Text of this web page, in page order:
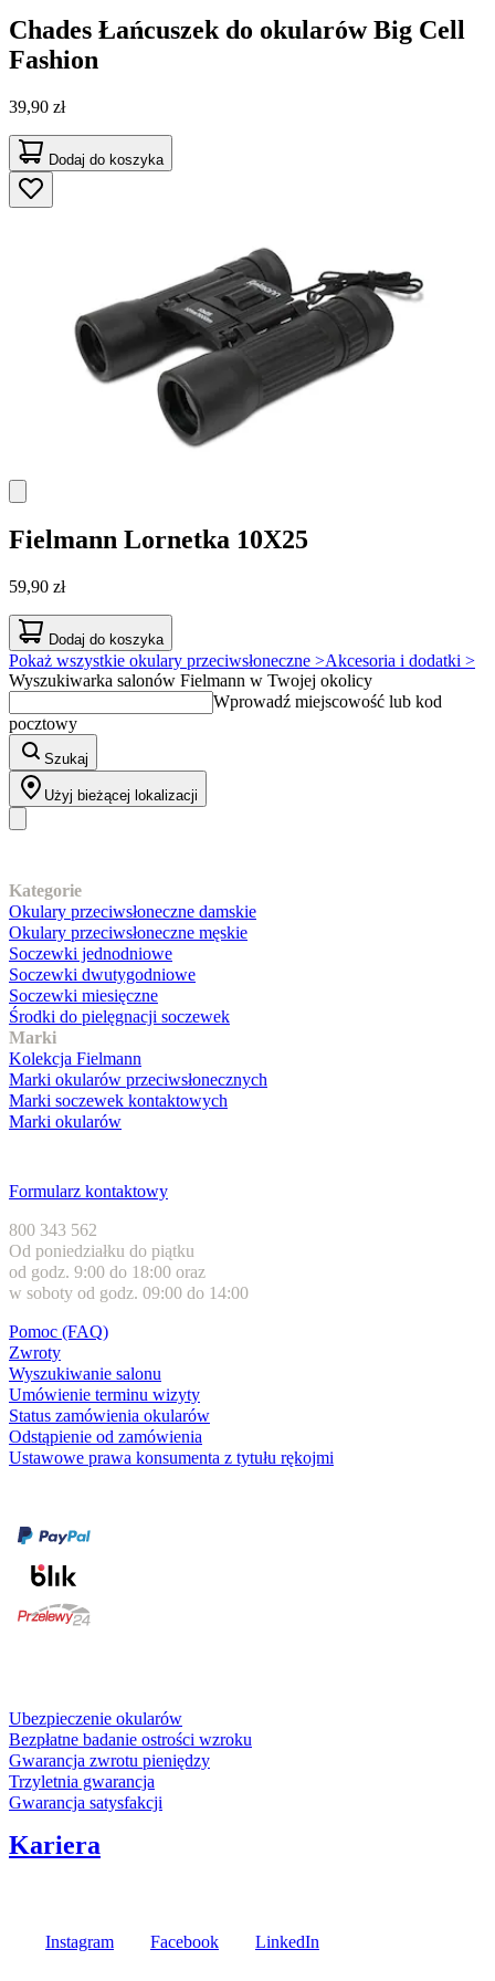
Chades Łańcuszek do okularów Big Cell
Fashion
39,90 zł
Dodaj do koszyka
Fielmann Lornetka 10X25
59,90 zł
Dodaj do koszyka
Pokaż wszystkie okulary przeciwsłoneczne >Akcesoria i dodatki >
Wyszukiwarka salonów Fielmann w Twojej okolicy
Wprowadź miejscowość lub kod
pocztowy
Szukaj
Użyj bieżącej lokalizacji
Kategorie
Okulary przeciwsłoneczne damskie
Okulary przeciwsłoneczne męskie
Soczewki jednodniowe
Soczewki dwutygodniowe
Soczewki miesięczne
Środki do pielęgnacji soczewek
Marki
Kolekcja Fielmann
Marki okularów przeciwsłonecznych
Marki soczewek kontaktowych
Marki okularów
Formularz kontaktowy
800 343 562
Od poniedziałku do piątku
od godz. 9:00 do 18:00 oraz
w soboty od godz. 09:00 do 14:00
Pomoc (FAQ)
Zwroty
Wyszukiwanie salonu
Umówienie terminu wizyty
Status zamówienia okularów
Odstąpienie od zamówienia
Ustawowe prawa konsumenta z tytułu rękojmi
Ubezpieczenie okularów
Bezpłatne badanie ostrości wzroku
Gwarancja zwrotu pieniędzy
Trzyletnia gwarancja
Gwarancja satysfakcji
Kariera
Instagram Facebook LinkedIn